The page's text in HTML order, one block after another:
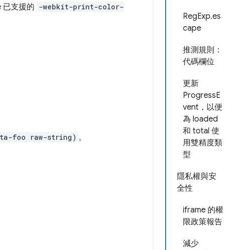
RegExp.es
cape
推測規則：
代碼欄位
更新
ProgressE
vent，以便
為 loaded
和 total 使
用雙精度類
型
隱私權與安
全性
iframe 的權
限政策報告
減少
已支援的 -webkit-print-color-
foo raw-string) 。